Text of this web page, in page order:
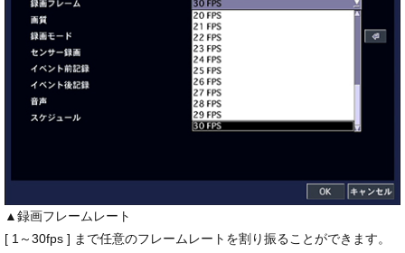
▲録画フレームレート
[ 1～30fps ] まで任意のフレームレートを割り振ることができます。